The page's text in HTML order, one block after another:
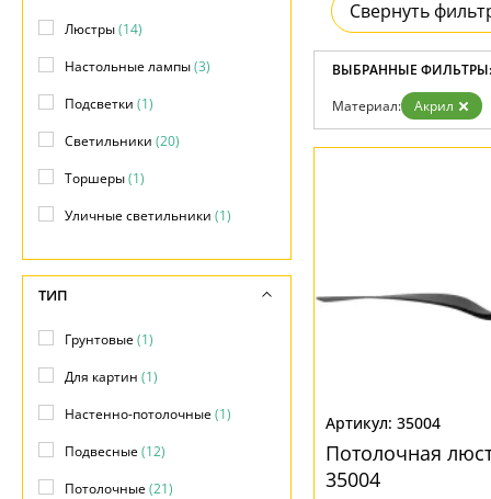
Доставка и оплата
Гарантия
Возврат
Установка
Бренды
Контакты
Свернуть
ВЫБРАННЫЕ ФИЛЬТРЫ:
Материал: Акрил
35004
Потолочная
35004
Люстры(14)
Настольные лампы(3)
Подсветки (1)
Светильники (20)
Торшеры(1)
Уличные светильники (1)
ТИП
Грунтовые(1)
Для картин (1)
Настенно-потолочные(1)
Подвесные(12)
Потолочные(21)